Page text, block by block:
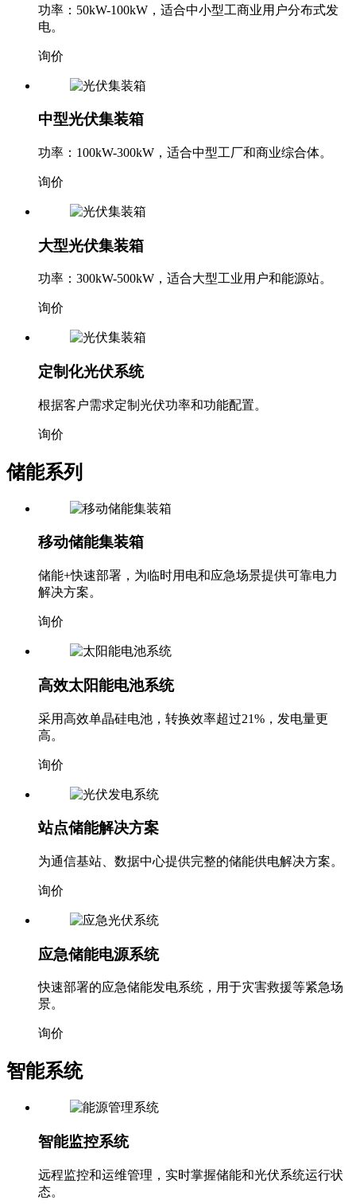
功率：50kW-100kW，适合中小型工商业用户分布式发
电。
询价
中型光伏集装箱
功率：100kW-300kW，适合中型工厂和商业综合体。
询价
大型光伏集装箱
功率：300kW-500kW，适合大型工业用户和能源站。
询价
定制化光伏系统
根据客户需求定制光伏功率和功能配置。
询价
储能系列
移动储能集装箱
储能+快速部署，为临时用电和应急场景提供可靠电力
解决方案。
询价
高效太阳能电池系统
采用高效单晶硅电池，转换效率超过21%，发电量更
高。
询价
站点储能解决方案
为通信基站、数据中心提供完整的储能供电解决方案。
询价
应急储能电源系统
快速部署的应急储能发电系统，用于灾害救援等紧急场
景。
询价
智能系统
智能监控系统
远程监控和运维管理，实时掌握储能和光伏系统运行状
态。